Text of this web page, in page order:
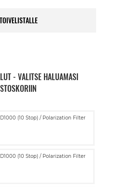
- VALITSE HALUAMASI
(10 Stop) / Polarization Filter
(10 Stop) / Polarization Filter